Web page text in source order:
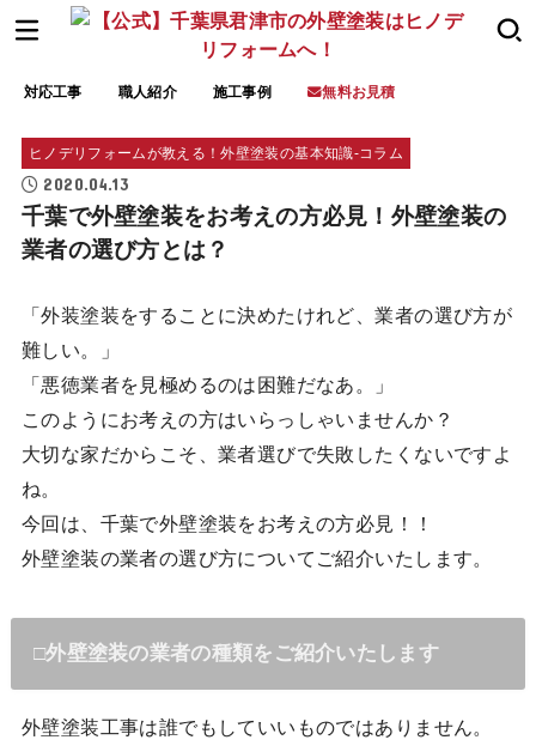
対応工事 職人紹介 施工事例 無料お見積
ヒノデリフォームが教える！外壁塗装の基本知識‐コラム
2020.04.13
千葉で外壁塗装をお考えの方必見！外壁塗装の
業者の選び方とは？
「外装塗装をすることに決めたけれど、業者の選び方が
難しい。」
「悪徳業者を見極めるのは困難だなあ。」
このようにお考えの方はいらっしゃいませんか？
大切な家だからこそ、業者選びで失敗したくないですよ
ね。
今回は、千葉で外壁塗装をお考えの方必見！！
外壁塗装の業者の選び方についてご紹介いたします。
□外壁塗装の業者の種類をご紹介いたします
外壁塗装工事は誰でもしていいものではありません。